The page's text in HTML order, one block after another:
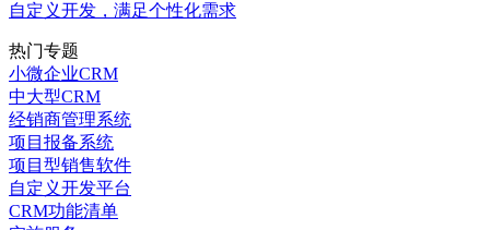
自定义开发，满足个性化需求
热门专题
小微企业CRM
中大型CRM
经销商管理系统
项目报备系统
项目型销售软件
自定义开发平台
CRM功能清单